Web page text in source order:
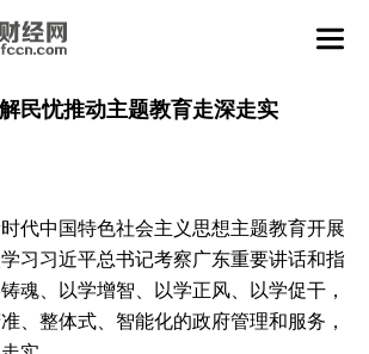
民忧推动主题教育走深走实
代中国特色社会主义思想主题教育开展
习习近平总书记考察广东重要讲话和指
魂、以学增智、以学正风、以学促干，
、整体式、智能化的政府管理和服务，